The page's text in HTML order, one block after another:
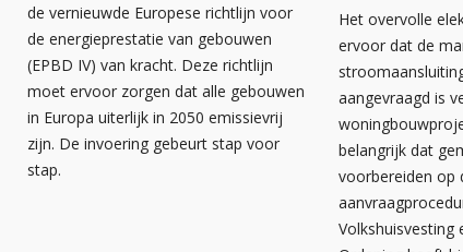
de vernieuwde Europese richtlijn voor
de energieprestatie van gebouwen
(EPBD IV) van kracht. Deze richtlijn
moet ervoor zorgen dat alle gebouwen
in Europa uiterlijk in 2050 emissievrij
zijn. De invoering gebeurt stap voor
stap.
Het overvolle
ervoor dat de
aangevraagd is
belangrijk dat
voorbereiden op
Volkshuisvesting